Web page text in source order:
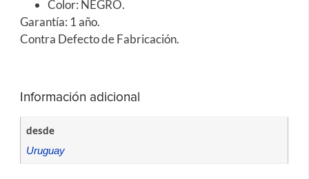
Color: NEGRO.
Garantía: 1 año.
Contra Defecto de Fabricación.
Información adicional
desde
Uruguay